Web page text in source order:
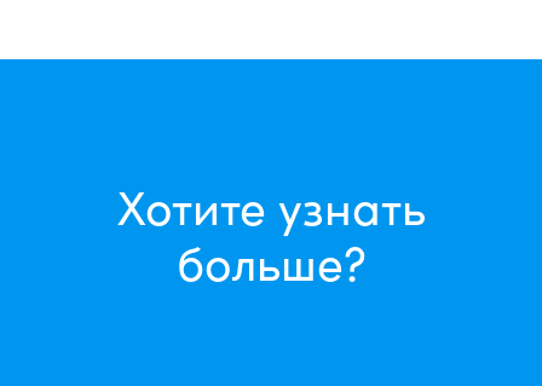
Хотите узнать
больше?